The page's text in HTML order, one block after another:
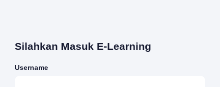
Silahkan Masuk E-Learning
Username